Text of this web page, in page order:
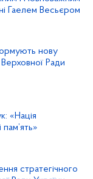
Гаелем Весьєром
нову
Ради
«Нація
стратегічного